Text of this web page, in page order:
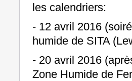
les calendriers:
- 12 avril 2016
humide de SITA
- 20 avril 2016
Zone Humide de